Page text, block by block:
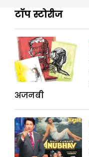
टॉप स्टोरीज
अजनबी